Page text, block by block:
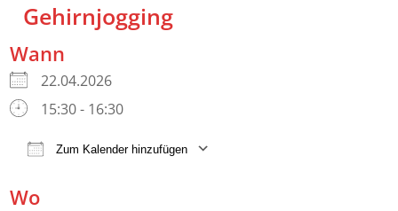
Gehirnjogging
Wann
22.04.2026
15:30 - 16:30
Zum Kalender hinzufügen
Wo